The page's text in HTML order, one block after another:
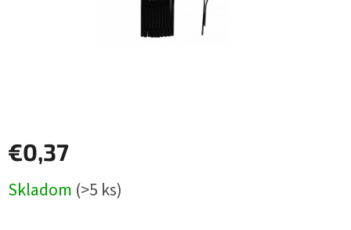
€0,37
cena:
Skladom (>5 ks)